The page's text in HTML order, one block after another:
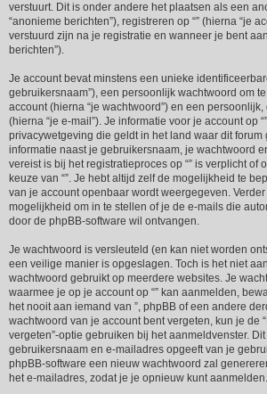
verstuurt. Dit is onder andere het plaatsen als een
“anonieme berichten”), registreren op “” (hierna “je
verstuurd zijn na je registratie en wanneer je bent
berichten”).
Je account bevat minstens een unieke
gebruikersnaam”), een persoonlijk wachtwoord om
account (hierna “je wachtwoord”) en een
(hierna “je e-mail”). Je informatie voor je account op
privacywetgeving die geldt in het land waar dit forum
informatie naast je gebruikersnaam, je wachtwoord
vereist is bij het registratieproces op “” is verplicht of
keuze van “”. Je hebt altijd zelf de mogelijkheid te
van je account openbaar wordt weergegeven.
mogelijkheid om in te stellen of je de e-mails die
door de phpBB-software wil ontvangen.
Je wachtwoord is versleuteld (en kan niet worden
een veilige manier is opgeslagen. Toch is het niet
wachtwoord gebruikt op meerdere websites. Je
waarmee je op je account op “” kan aanmelden,
het nooit aan iemand van ”, phpBB of een andere
wachtwoord van je account bent vergeten, kun je de
vergeten”-optie gebruiken bij het aanmeldvenster.
gebruikersnaam en e-mailadres opgeeft van je
phpBB-software een nieuw wachtwoord zal
het e-mailadres, zodat je je opnieuw kunt aanmelden.